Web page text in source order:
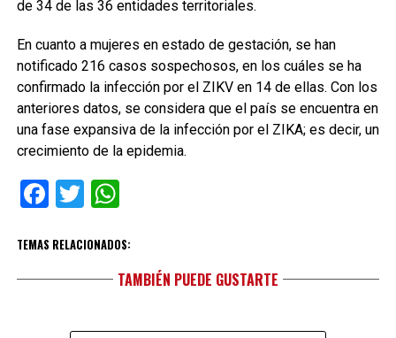
de 34 de las 36 entidades territoriales.
En cuanto a mujeres en estado de gestación, se han
notificado 216 casos sospechosos, en los cuáles se ha
confirmado la infección por el ZIKV en 14 de ellas. Con los
anteriores datos, se considera que el país se encuentra en
una fase expansiva de la infección por el ZIKA; es decir, un
crecimiento de la epidemia.
Facebook
TwitterWhatsApp
TEMAS RELACIONADOS:
TAMBIÉN PUEDE GUSTARTE